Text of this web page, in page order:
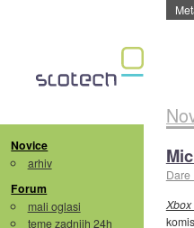
Novice
arhiv
Forum
mali oglasi
teme zadnjih 24h
Dare